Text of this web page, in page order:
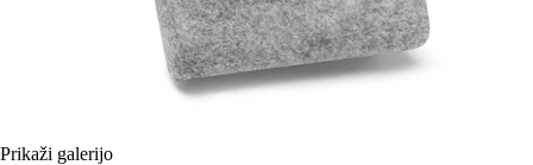
Prikaži galerijo